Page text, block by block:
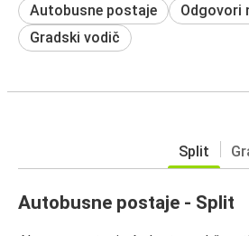
Autobusne postaje
Odgovori
Gradski vodič
Split
Autobusne postaje - Split